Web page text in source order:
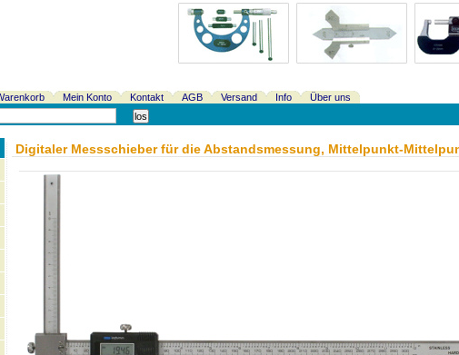
Mein Konto Kontakt AGB Versand Info
Über uns
Digitaler Messschieber für die Abstandsmessung, Mittelpunkt-